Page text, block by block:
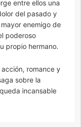
entre ellos una
del pasado y
enemigo de
poderoso
propio hermano.
romance y
sobre la
incansable